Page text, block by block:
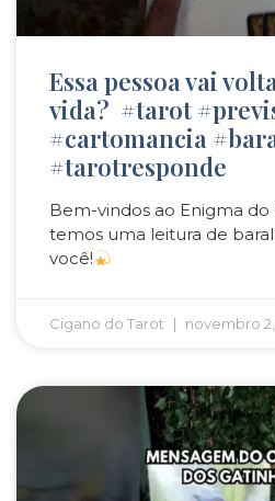
Essa pessoa vai
vida? ‬ #tarot
#cartomancia
#tarotresponde
Bem-vindos ao Enigma
temos uma leitura de
você!
Cigano do Tarot novembro